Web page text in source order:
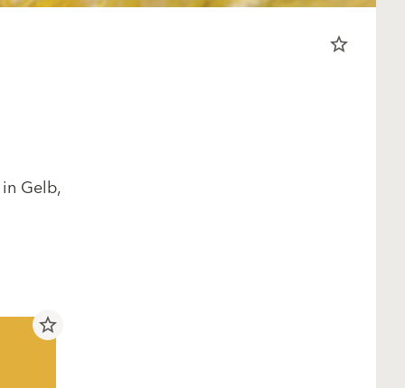
star_border
Gelb,
star_border